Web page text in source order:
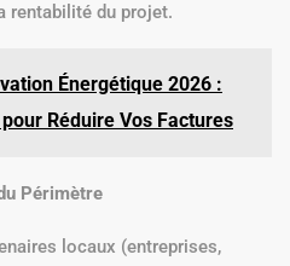
rentabilité du projet.
Énergétique 2026 :
Réduire Vos Factures
Périmètre
locaux (entreprises,